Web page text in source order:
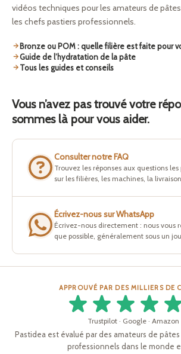
vidéos techniques pour les amateurs de
les chefs pastiers professionnels.
Bronze ou POM : quelle filière est faite pour
Guide de l’hydratation de la pâte
Tous les guides et conseils
Vous n’avez pas trouvé votre
sommes là pour vous aider.
Consulter notre FAQ
Trouvez les réponses aux questions
sur les filières, les machines, la
Écrivez-nous sur WhatsApp
Écrivez-nous directement : nous vous
que possible, généralement sous un
APPROUVÉ PAR DES MILLIERS DE
Trustpilot · Google · Amazon
Pastidea est évalué par des amateurs de
professionnels dans le monde